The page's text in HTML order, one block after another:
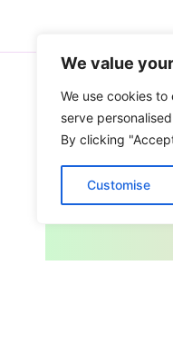
We value
We use cookies
serve
By clicking
Customise